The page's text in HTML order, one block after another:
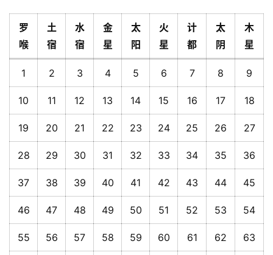
罗
喉
土
宿
水
宿
金
星
太
阳
火
星
计
都
太
阴
木
星
1 2 3 4 5 6 7 8 9
10 11 12 13 14 15 16 17 18
19 20 21 22 23 24 25 26 27
28 29 30 31 32 33 34 35 36
37 38 39 40 41 42 43 44 45
46 47 48 49 50 51 52 53 54
55 56 57 58 59 60 61 62 63